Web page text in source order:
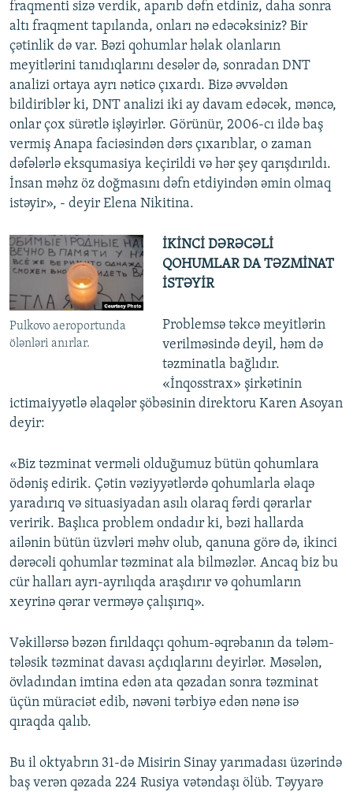
fraqmenti sizə verdik, aparıb dəfn etdiniz, daha sonra
altı fraqment tapılanda, onları nə edəcəksiniz? Bir
çətinlik də var. Bəzi qohumlar həlak olanların
meyitlərini tanıdıqlarını desələr də, sonradan DNT
analizi ortaya ayrı nəticə çıxardı. Bizə əvvəldən
bildiriblər ki, DNT analizi iki ay davam edəcək, məncə,
onlar çox sürətlə işləyirlər. Görünür, 2006-cı ildə baş
vermiş Anapa faciəsindən dərs çıxarıblar, o zaman
dəfələrlə eksqumasiya keçirildi və hər şey qarışdırıldı.
İnsan məhz öz doğmasını dəfn etdiyindən əmin olmaq
istəyir», - deyir Elena Nikitina.
Pulkovo aeroportunda
ölənləri anırlar.
İKİNCİ DƏRƏCƏLİ
QOHUMLAR DA TƏZMİNAT
İSTƏYİR
Problemsə təkcə meyitlərin
verilməsində deyil, həm də
təzminatla bağlıdır.
«İnqosstrax» şirkətinin
ictimaiyyətlə əlaqələr şöbəsinin direktoru Karen Asoyan
deyir:
«Biz təzminat verməli olduğumuz bütün qohumlara
ödəniş edirik. Çətin vəziyyətlərdə qohumlarla əlaqə
yaradırıq və situasiyadan asılı olaraq fərdi qərarlar
veririk. Başlıca problem ondadır ki, bəzi hallarda
ailənin bütün üzvləri məhv olub, qanuna görə də, ikinci
dərəcəli qohumlar təzminat ala bilməzlər. Ancaq biz bu
cür halları ayrı-ayrılıqda araşdırır və qohumların
xeyrinə qərar verməyə çalışırıq».
Vəkillərsə bəzən fırıldaqçı qohum-əqrəbanın da tələm-
tələsik təzminat davası açdıqlarını deyirlər. Məsələn,
övladından imtina edən ata qəzadan sonra təzminat
üçün müraciət edib, nəvəni tərbiyə edən nənə isə
qıraqda qalıb.
Bu il oktyabrın 31-də Misirin Sinay yarımadası üzərində
baş verən qəzada 224 Rusiya vətəndaşı ölüb. Təyyarə